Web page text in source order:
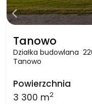
Tanowo
Działka budowlana
Tanowo
Powierzchnia
3 300 m2